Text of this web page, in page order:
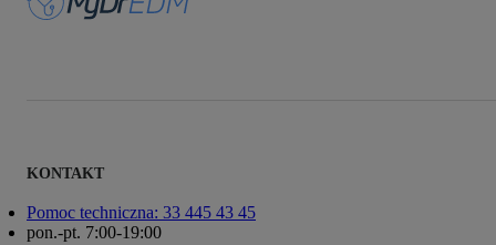
KONTAKT
Pomoc techniczna: 33 445 43 45
pon.-pt. 7:00-19:00